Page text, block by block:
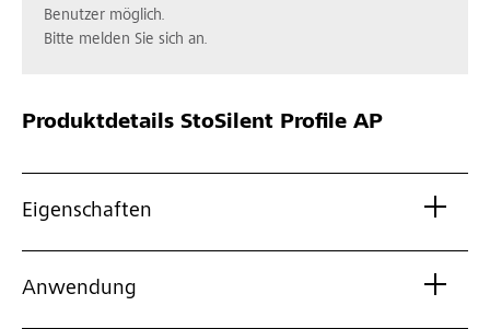
Benutzer möglich.
Bitte melden Sie sich an.
Produktdetails StoSilent Profile AP
Eigenschaften
Anwendung